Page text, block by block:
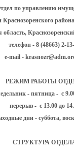
по управлению
Краснозоренского
телефон - 8 (48663) 2-
e-mail -
РЕЖИМ РАБОТЫ
- пятница - с
перерыв - с 13.00 до
дни - суббота,
СТРУКТУРА